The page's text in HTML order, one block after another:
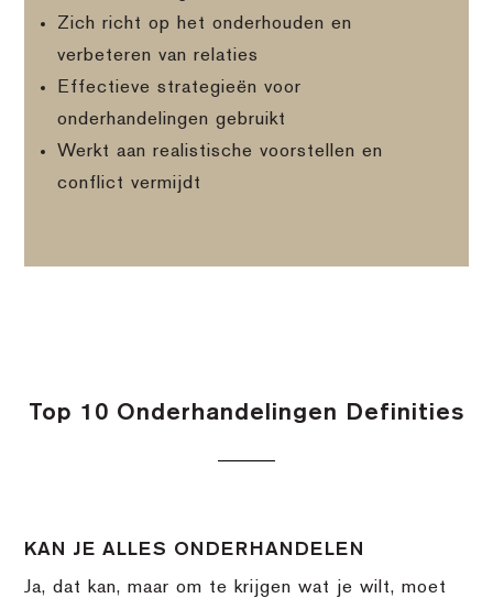
Zich richt op het onderhouden en
verbeteren van relaties
Effectieve strategieën voor
onderhandelingen gebruikt
Werkt aan realistische voorstellen en
conflict vermijdt
Top 10 Onderhandelingen Definities
KAN JE ALLES ONDERHANDELEN
Ja, dat kan, maar om te krijgen wat je wilt, moet